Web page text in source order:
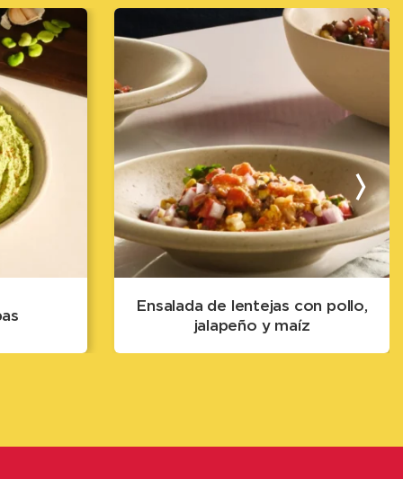
Ensalada de lentejas con pollo,
jalapeño y maíz